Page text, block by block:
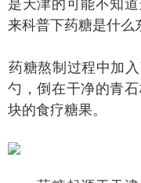
是天津的可能不知
来科普下药糖是什么
熬制过程中加入
勺，倒在干净的青
块的食疗糖果。